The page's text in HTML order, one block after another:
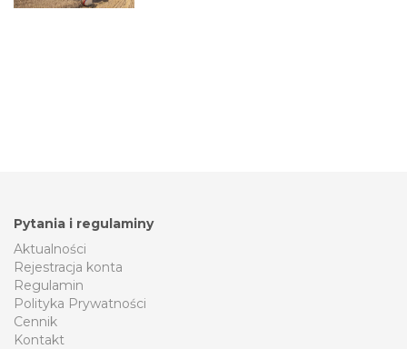
Pytania i regulaminy
Aktualności
Rejestracja konta
Regulamin
Polityka Prywatności
Cennik
Kontakt